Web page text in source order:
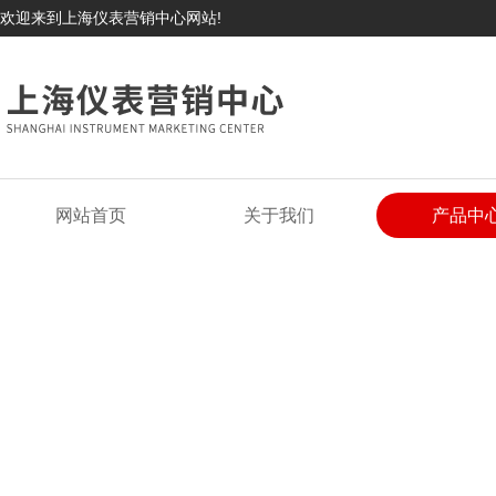
欢迎来到上海仪表营销中心网站!
网站首页 关于我们 产品中